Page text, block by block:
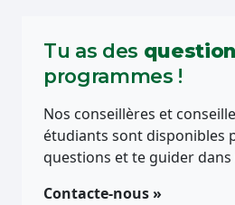
Tu as des
programmes !
Nos conseillères et
étudiants sont disponibles
questions et te guider
Contacte-nous »